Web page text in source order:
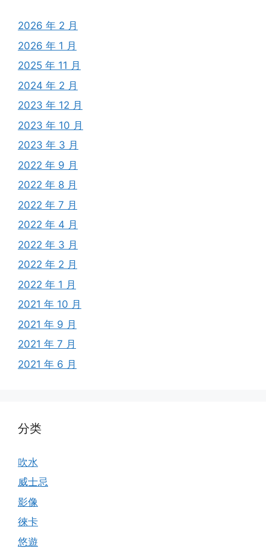
2026 年 2 月
2026 年 1 月
2025 年 11 月
2024 年 2 月
2023 年 12 月
2023 年 10 月
2023 年 3 月
2022 年 9 月
2022 年 8 月
2022 年 7 月
2022 年 4 月
2022 年 3 月
2022 年 2 月
2022 年 1 月
2021 年 10 月
2021 年 9 月
2021 年 7 月
2021 年 6 月
分类
吹水
威士忌
影像
徠卡
悠遊